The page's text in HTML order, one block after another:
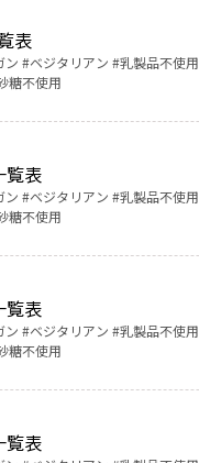
表
ン ベジタリアン 乳製品不使用
糖不使用
覧表
ン ベジタリアン 乳製品不使用
糖不使用
覧表
ン ベジタリアン 乳製品不使用
糖不使用
覧表